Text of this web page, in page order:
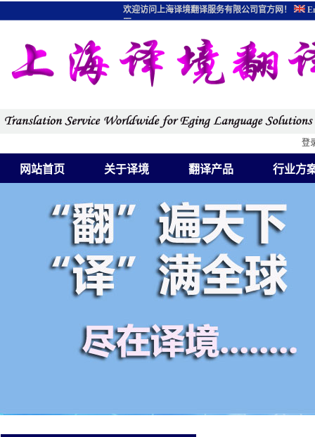
网站首页 关于译境 翻译产品 行业方
登
欢迎访问上海译境翻译服务有限公司官方网！
图